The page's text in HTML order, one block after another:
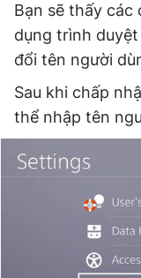
Bạn sẽ thấy
dụng trình
đổi tên người
Sau khi chấp
thể nhập tên